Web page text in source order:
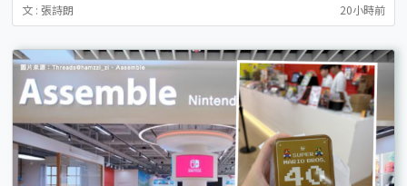
文 : 張詩朗 20小時前